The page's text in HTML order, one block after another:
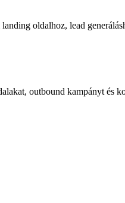
oldalhoz, lead
outbound kampányt és